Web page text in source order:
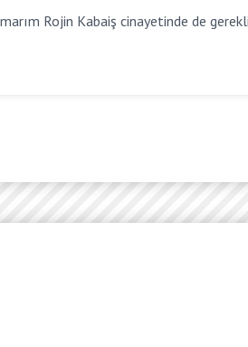
Rojin Kabaiş cinayetinde de